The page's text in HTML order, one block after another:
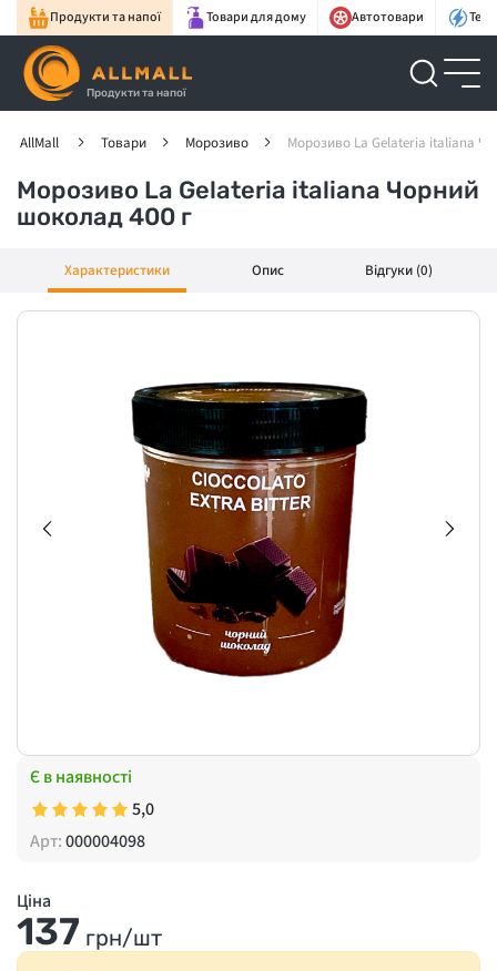
Продукти та напої Товари для дому Автотовари
Продукти та напої
AllMall Товари Морозиво Морозиво La Gelateria italiana
Морозиво La Gelateria italiana Чорний
шоколад 400 г
Характеристики Опис Відгуки (0)
Є в наявності
5,0
Арт:000004098
Ціна
137 грн/шт